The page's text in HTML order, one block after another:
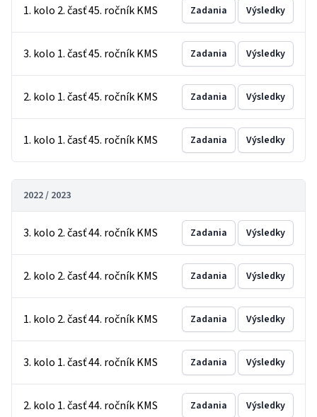
1. kolo 2. časť 45. ročník KMS Zadania Výsledky
3. kolo 1. časť 45. ročník KMS Zadania Výsledky
2. kolo 1. časť 45. ročník KMS Zadania Výsledky
1. kolo 1. časť 45. ročník KMS Zadania Výsledky
2022 / 2023
3. kolo 2. časť 44. ročník KMS Zadania Výsledky
2. kolo 2. časť 44. ročník KMS Zadania Výsledky
1. kolo 2. časť 44. ročník KMS Zadania Výsledky
3. kolo 1. časť 44. ročník KMS Zadania Výsledky
2. kolo 1. časť 44. ročník KMS Zadania Výsledky